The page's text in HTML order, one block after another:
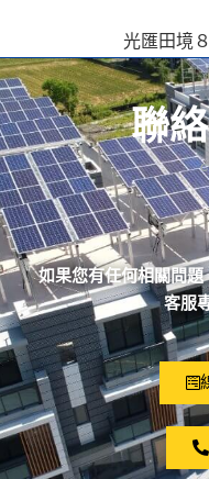
光匯田境
聯
如果您有任何相關問
客服